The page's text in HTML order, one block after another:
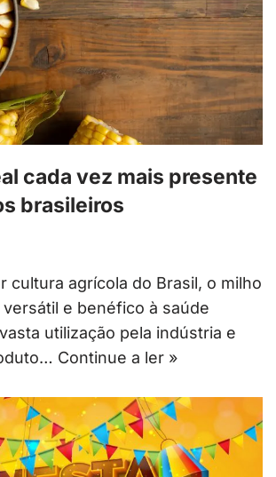
cada vez mais presente
brasileiros
cultura agrícola do Brasil, o milho
e benéfico à saúde
utilização pela indústria e
Continue a ler »